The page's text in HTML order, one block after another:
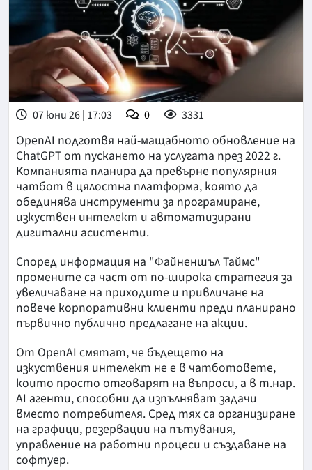
07 юни 26 | 17:03 0 3331
OpenAI подготвя най-мащабното обновление на
ChatGPT от пускането на услугата през 2022 г.
Компанията планира да превърне популярния
чатбот в цялостна платформа, която да
обединява инструменти за програмиране,
изкуствен интелект и автоматизирани
дигитални асистенти.
Според информация на "Файненшъл Таймс"
промените са част от по-широка стратегия за
увеличаване на приходите и привличане на
повече корпоративни клиенти преди планирано
първично публично предлагане на акции.
От OpenAI смятат, че бъдещето на
изкуствения интелект не е в чатботовете,
които просто отговарят на въпроси, а в т.нар.
AI агенти, способни да изпълняват задачи
вместо потребителя. Сред тях са организиране
на графици, резервации на пътувания,
управление на работни процеси и създаване на
софтуер.